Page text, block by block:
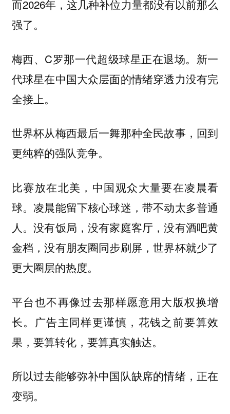
而2026年，这几种补位力量都没有以前那么
强了。
梅西、C罗那一代超级球星正在退场。新一
代球星在中国大众层面的情绪穿透力没有完
全接上。
世界杯从梅西最后一舞那种全民故事，回到
更纯粹的强队竞争。
比赛放在北美，中国观众大量要在凌晨看
球。凌晨能留下核心球迷，带不动太多普通
人。没有饭局，没有家庭客厅，没有酒吧黄
金档，没有朋友圈同步刷屏，世界杯就少了
更大圈层的热度。
平台也不再像过去那样愿意用大版权换增
长。广告主同样更谨慎，花钱之前要算效
果，要算转化，要算真实触达。
所以过去能够弥补中国队缺席的情绪，正在
变弱。